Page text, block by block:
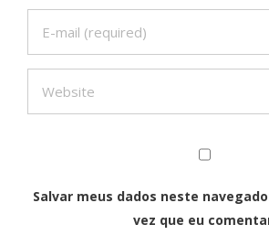
Salvar meus dados neste
vez que eu